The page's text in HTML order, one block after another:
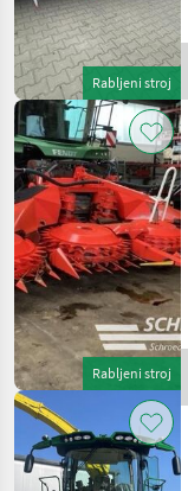
Rabljeni stroj
Rabljeni stroj